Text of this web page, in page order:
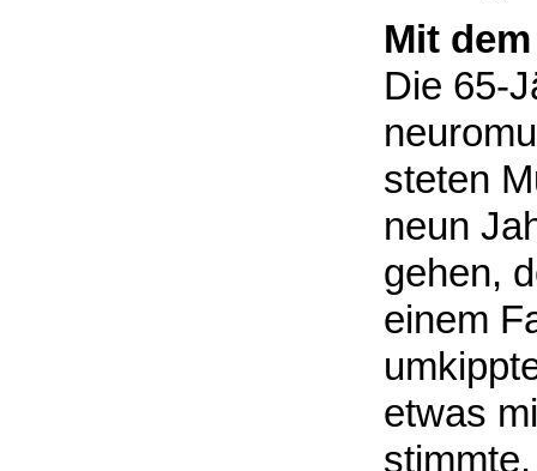
Mit
Die 65-
steten
neun
gehen,
einem
etwas